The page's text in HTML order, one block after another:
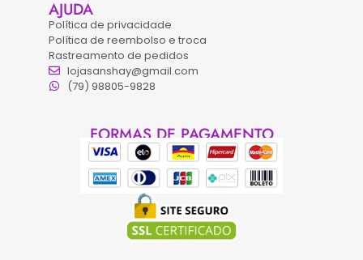
AJUDA
Política de privacidade
Política de reembolso e troca
Rastreamento de pedidos
lojasanshay@gmail.com
(79) 98805-9828
FORMAS DE PAGAMENTO